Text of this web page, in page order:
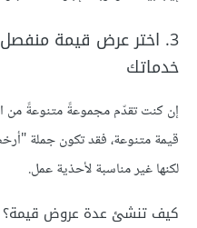
3. اختر عرض قيمة
خدماتك
إن كنت تقدّم مجموعةً متنوعةً من
قيمة متنوعة، فقد تكون جملة
لكنها غير مناسبة لأحذية عمل.
كيف تنشئ عدة عروض قيمة؟